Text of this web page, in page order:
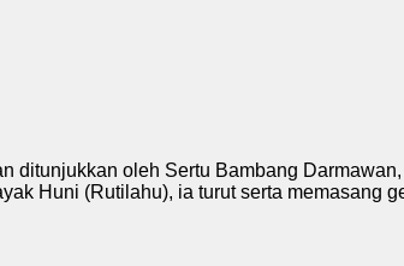
ditunjukkan oleh Sertu Bambang
Huni (Rutilahu), ia turut serta memasang